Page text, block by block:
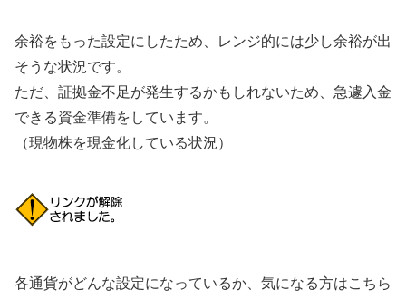
余裕をもった設定にしたため、レンジ的には少し余裕が出
そうな状況です。
ただ、証拠金不足が発生するかもしれないため、急遽入金
できる資金準備をしています。
（現物株を現金化している状況）
各通貨がどんな設定になっているか、気になる方はこちら